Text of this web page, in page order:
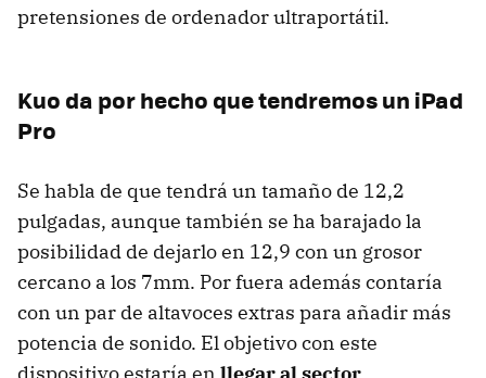
pretensiones de ordenador ultraportátil.
Kuo da por hecho que tendremos un iPad
Pro
Se habla de que tendrá un tamaño de 12,2
pulgadas, aunque también se ha barajado la
posibilidad de dejarlo en 12,9 con un grosor
cercano a los 7mm. Por fuera además contaría
con un par de altavoces extras para añadir más
potencia de sonido. El objetivo con este
dispositivo estaría en llegar al sector